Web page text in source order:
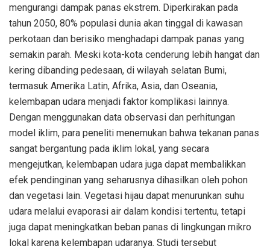
mengurangi dampak panas ekstrem. Diperkirakan pada
tahun 2050, 80% populasi dunia akan tinggal di kawasan
perkotaan dan berisiko menghadapi dampak panas yang
semakin parah. Meski kota-kota cenderung lebih hangat dan
kering dibanding pedesaan, di wilayah selatan Bumi,
termasuk Amerika Latin, Afrika, Asia, dan Oseania,
kelembapan udara menjadi faktor komplikasi lainnya.
Dengan menggunakan data observasi dan perhitungan
model iklim, para peneliti menemukan bahwa tekanan panas
sangat bergantung pada iklim lokal, yang secara
mengejutkan, kelembapan udara juga dapat membalikkan
efek pendinginan yang seharusnya dihasilkan oleh pohon
dan vegetasi lain. Vegetasi hijau dapat menurunkan suhu
udara melalui evaporasi air dalam kondisi tertentu, tetapi
juga dapat meningkatkan beban panas di lingkungan mikro
lokal karena kelembapan udaranya. Studi tersebut